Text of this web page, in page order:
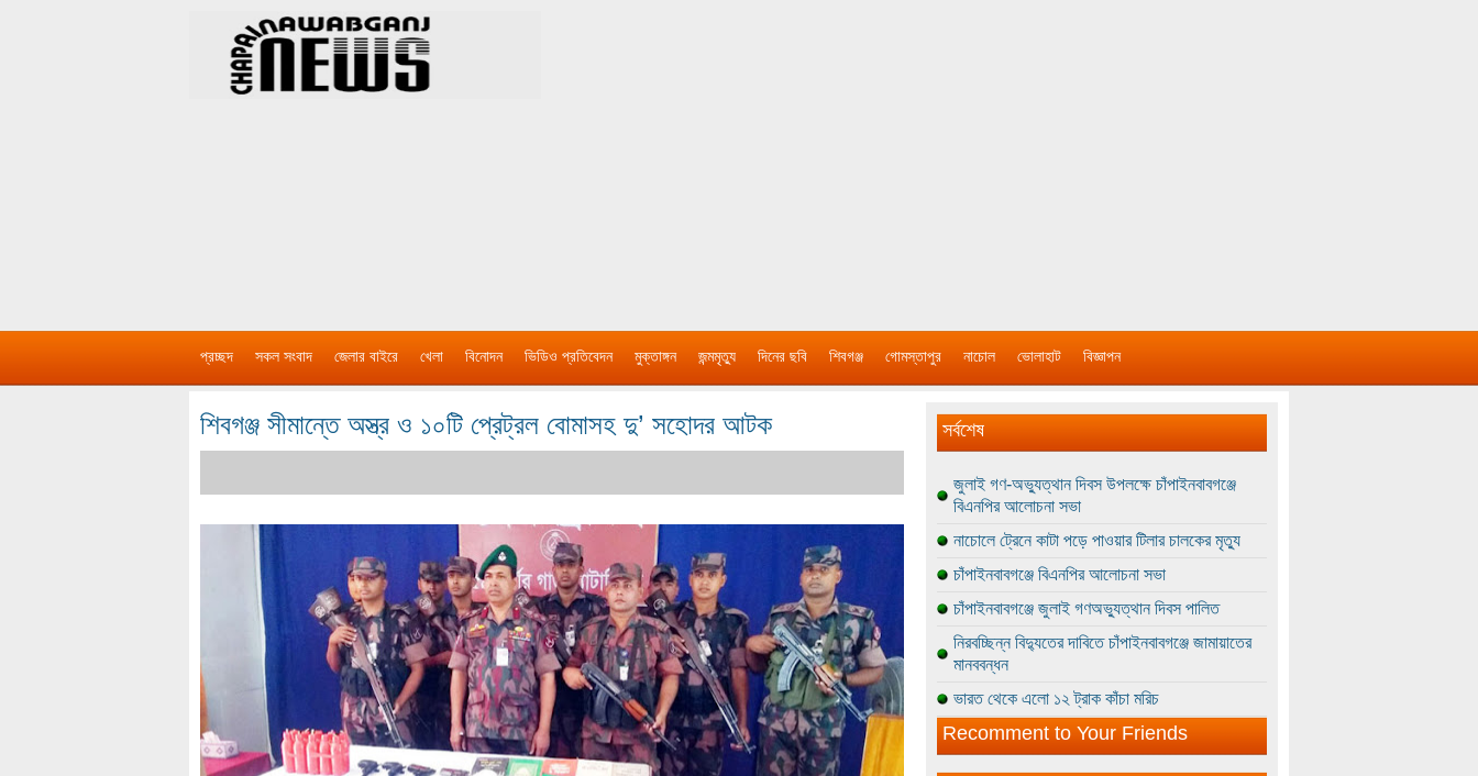
প্রচ্ছদ সকল সংবাদ জেলার বাইরে খেলা বিনোদন ভিডিও প্রতিবেদন মুক্তাঙ্গন জন্মমৃত্যু দিনের ছবি শিবগঞ্জ গোমস্তাপুর নাচোল ভোলাহাট বিজ্ঞাপন
শিবগঞ্জ সীমান্তে অস্ত্র ও ১০টি প্রেট্রল বোমাসহ দু’ সহোদর আটক সর্বশেষ
জুলাই গণ-অভ্যুত্থান দিবস উপলক্ষে চাঁপাইনবাবগঞ্জে
বিএনপির আলোচনা সভা
নাচোলে ট্রেনে কাটা পড়ে পাওয়ার টিলার চালকের মৃত্যু
চাঁপাইনবাবগঞ্জে বিএনপির আলোচনা সভা
চাঁপাইনবাবগঞ্জে জুলাই গণঅভ্যুত্থান দিবস পালিত
নিরবচ্ছিন্ন বিদ্যুতের দাবিতে চাঁপাইনবাবগঞ্জে জামায়াতের
মানববন্ধন
ভারত থেকে এলো ১২ ট্রাক কাঁচা মরিচ
Recomment to Your Friends